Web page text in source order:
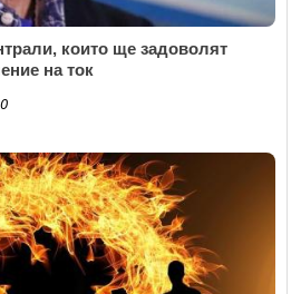
които ще задоволят
на ток
0